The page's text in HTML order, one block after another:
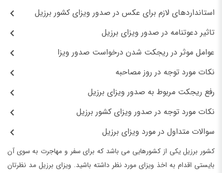
استانداردهای لازم برای عکس در صدور ویزای کشور برزیل
تاثیر دعوتنامه در صدور ویزای برزیل
عوامل موثر در ریجکت شدن درخواست صدور ویزا
نکات مورد توجه در روز مصاحبه
رفع ریجکت مربوط به صدور ویزای برزیل
نکات مورد توجه در صدور ویزای کشور برزیل
سوالات متداول در مورد ویزای برزیل
کشور برزیل یکی از کشورهایی می باشد که برای سفر و مهاجرت به سوی آن
بایستی اقدام به اخذ ویزای مورد نظر داشته باشید. ویزای برزیل مد نظرتان